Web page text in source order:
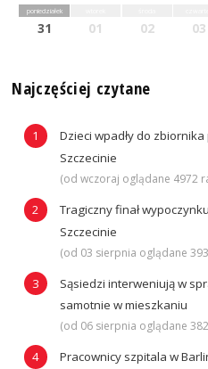
poniedziałek
31 01 02 03
Najczęściej czytane
Dzieci wpadły do
Szczecinie
(od wczoraj oglądane 4972
Tragiczny finał
Szczecinie
(od 03 sierpnia oglądane
Sąsiedzi interweniują w
samotnie w mieszkaniu
(od 06 sierpnia oglądane
Pracownicy szpitala w